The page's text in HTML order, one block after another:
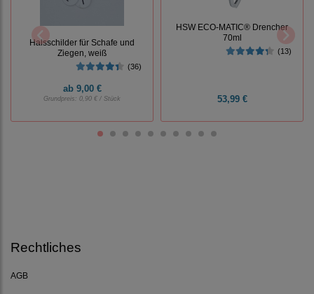
Halsschilder für Schafe und
Ziegen, weiß
(36)
ab9,00 €
Grundpreis: 0,90 € / Stück
HSW ECO-MATIC® Drencher
70ml
(13)
53,99 €
Rechtliches
AGB